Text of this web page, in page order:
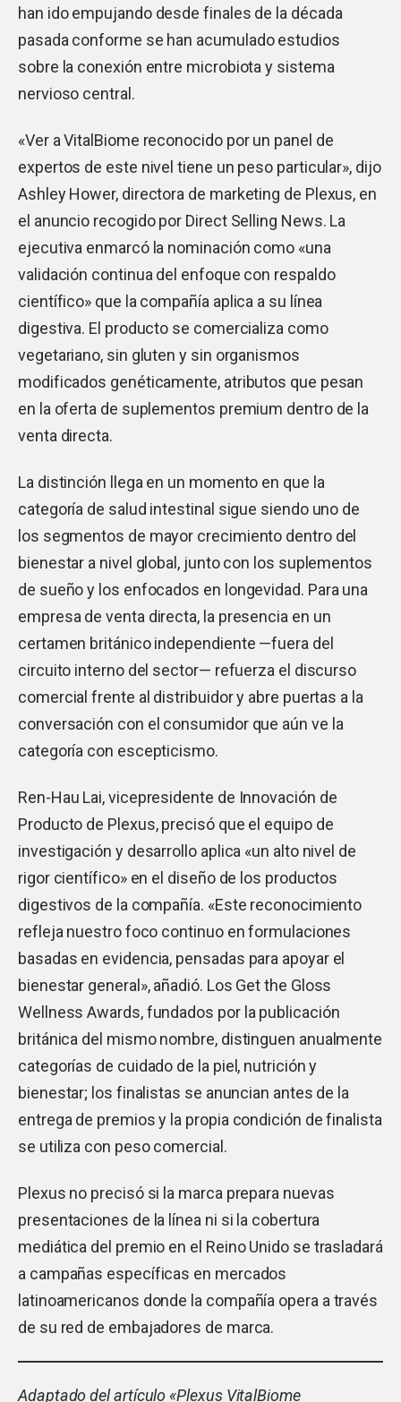
han ido empujando desde finales de la década
pasada conforme se han acumulado estudios
sobre la conexión entre microbiota y sistema
nervioso central.
«Ver a VitalBiome reconocido por un panel de
expertos de este nivel tiene un peso particular», dijo
Ashley Hower, directora de marketing de Plexus, en
el anuncio recogido por Direct Selling News. La
ejecutiva enmarcó la nominación como «una
validación continua del enfoque con respaldo
científico» que la compañía aplica a su línea
digestiva. El producto se comercializa como
vegetariano, sin gluten y sin organismos
modificados genéticamente, atributos que pesan
en la oferta de suplementos premium dentro de la
venta directa.
La distinción llega en un momento en que la
categoría de salud intestinal sigue siendo uno de
los segmentos de mayor crecimiento dentro del
bienestar a nivel global, junto con los suplementos
de sueño y los enfocados en longevidad. Para una
empresa de venta directa, la presencia en un
certamen británico independiente —fuera del
circuito interno del sector— refuerza el discurso
comercial frente al distribuidor y abre puertas a la
conversación con el consumidor que aún ve la
categoría con escepticismo.
Ren-Hau Lai, vicepresidente de Innovación de
Producto de Plexus, precisó que el equipo de
investigación y desarrollo aplica «un alto nivel de
rigor científico» en el diseño de los productos
digestivos de la compañía. «Este reconocimiento
refleja nuestro foco continuo en formulaciones
basadas en evidencia, pensadas para apoyar el
bienestar general», añadió. Los Get the Gloss
Wellness Awards, fundados por la publicación
británica del mismo nombre, distinguen anualmente
categorías de cuidado de la piel, nutrición y
bienestar; los finalistas se anuncian antes de la
entrega de premios y la propia condición de finalista
se utiliza con peso comercial.
Plexus no precisó si la marca prepara nuevas
presentaciones de la línea ni si la cobertura
mediática del premio en el Reino Unido se trasladará
a campañas específicas en mercados
latinoamericanos donde la compañía opera a través
de su red de embajadores de marca.
Adaptado del artículo «Plexus VitalBiome